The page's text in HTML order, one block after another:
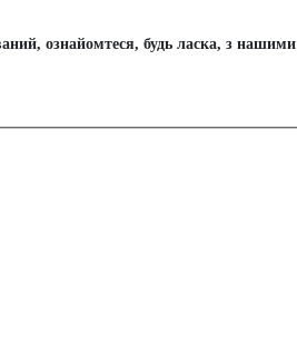
ознайомтеся, будь ласка, з нашими